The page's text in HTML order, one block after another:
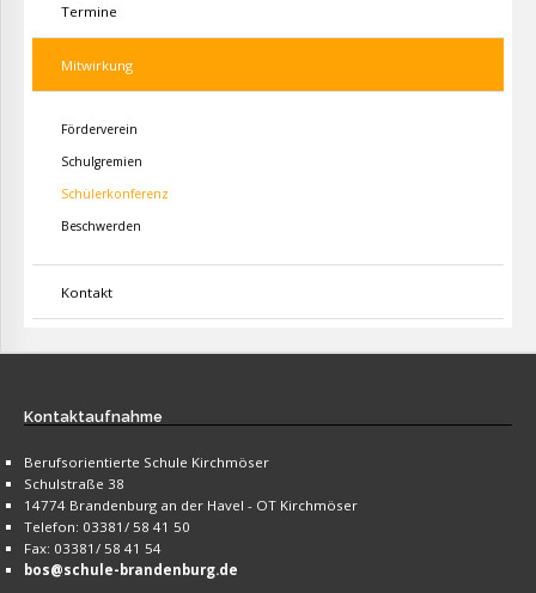
Termine
Mitwirkung
Förderverein
Schulgremien
Schülerkonferenz
Beschwerden
Kontakt
Kontaktaufnahme
Berufsorientierte Schule Kirchmöser
Schulstraße 38
14774 Brandenburg an der Havel - OT Kirchmöser
Telefon: 03381/ 58 41 50
Fax: 03381/ 58 41 54
bos@schule-brandenburg.de